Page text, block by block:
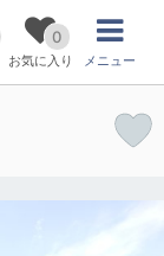
0
お気に入り メニュー